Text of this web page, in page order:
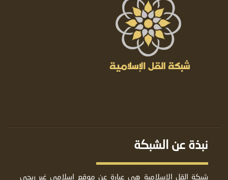
نبذة عن الشبكة
شبكة القل الإسلامية هي عبارة عن موقع إسلامي غير ربحي